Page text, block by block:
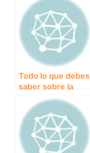
Todo lo que debes
saber sobre la
pancreatitis en
perros: causas,
síntomas y
tratamiento